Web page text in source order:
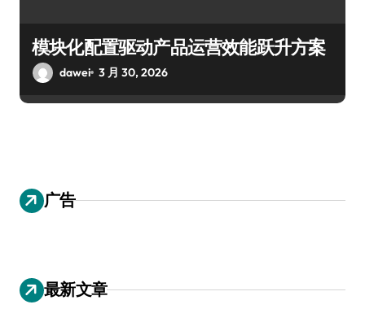
模块化配置驱动产品运营效能跃升方案
dawei 3 月 30, 2026
广告
最新文章